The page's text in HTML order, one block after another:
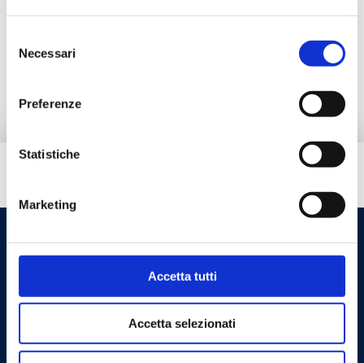
delNecessari
Preferenze
Statistiche
Marketing
Accetta tutti
Accetta selezionati